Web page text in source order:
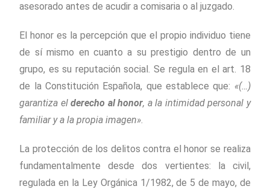
asesorado antes de acudir a comisaria o al juzgado.
El honor es la percepción que el propio individuo tiene
de sí mismo en cuanto a su prestigio dentro de un
grupo, es su reputación social. Se regula en el art. 18
de la Constitución Española, que establece que: «(…)
garantiza elderecho al honor, a la intimidad personal y
familiar y a la propia imagen».
La protección de los delitos contra el honor se realiza
fundamentalmente desde dos vertientes: la civil,
regulada en la Ley Orgánica1/1982, de 5 de mayo, de